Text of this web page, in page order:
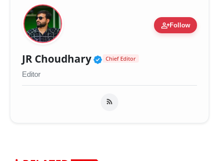
person_addFollow
JR Choudhary Verified Public Figure
Chief Editor
Editor